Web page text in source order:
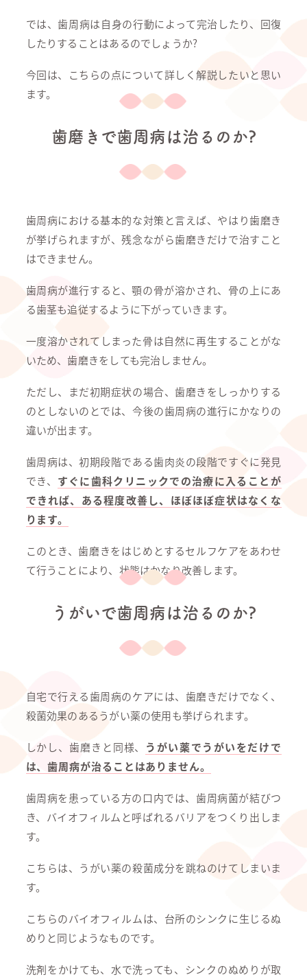
では、歯周病は自身の行動によって完治したり、回復
したりすることはあるのでしょうか?
今回は、こちらの点について詳しく解説したいと思い
ます。
歯磨きで歯周病は治るのか?
歯周病における基本的な対策と言えば、やはり歯磨き
が挙げられますが、残念ながら歯磨きだけで治すこと
はできません。
歯周病が進行すると、顎の骨が溶かされ、骨の上にあ
る歯茎も追従するように下がっていきます。
一度溶かされてしまった骨は自然に再生することがな
いため、歯磨きをしても完治しません。
ただし、まだ初期症状の場合、歯磨きをしっかりする
のとしないのとでは、今後の歯周病の進行にかなりの
違いが出ます。
歯周病は、初期段階である歯肉炎の段階ですぐに発見
でき、 すぐに歯科クリニックでの治療に入ることが
できれば、ある程度改善し、ほぼほぼ症状はなくな
ります。
このとき、歯磨きをはじめとするセルフケアをあわせ
て行うことにより、状態はかなり改善します。
うがいで歯周病は治るのか?
自宅で行える歯周病のケアには、歯磨きだけでなく、
殺菌効果のあるうがい薬の使用も挙げられます。
しかし、歯磨きと同様、 うがい薬でうがいをだけで
は、歯周病が治ることはありません。
歯周病を患っている方の口内では、歯周病菌が結びつ
き、バイオフィルムと呼ばれるバリアをつくり出しま
す。
こちらは、うがい薬の殺菌成分を跳ねのけてしまいま
す。
こちらのバイオフィルムは、台所のシンクに生じるぬ
めりと同じようなものです。
洗剤をかけても、水で洗っても、シンクのぬめりが取